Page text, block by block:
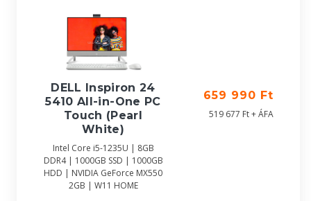
DELL Inspiron 24
5410 All-in-One PC
Touch (Pearl
White)
Intel Core i5-1235U | 8GB
DDR4 | 1000GB SSD | 1000GB
HDD | NVIDIA GeForce MX550
2GB | W11 HOME
659 990 Ft
519 677 Ft + ÁFA